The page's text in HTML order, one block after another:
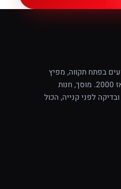
בפתח תקווה, מפיץ
ומשווק מורשה של מטרו מוטור, מאז 2000. מוסך, חנות
לפני קנייה, הכול